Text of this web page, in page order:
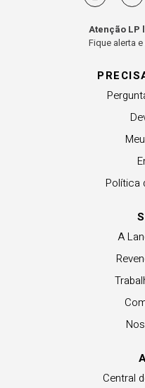
Política
A
Central
Atenção LP
Fique alerta